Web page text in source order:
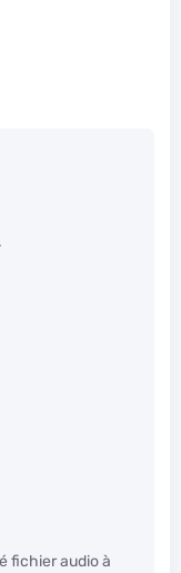
fichier audio à